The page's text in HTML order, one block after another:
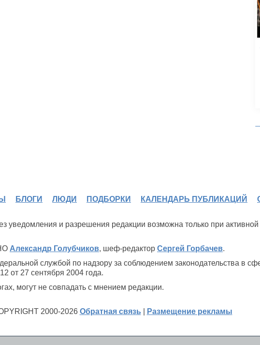
БЛОГИ ЛЮДИ ПОДБОРКИ КАЛЕНДАРЬ ПУБЛИКАЦИЙ
уведомления и разрешения редакции возможна только при активной
Александр Голубчиков, шеф-редактор Сергей Горбачев.
службой по надзору за соблюдением законодательства в
от 27 сентября 2004 года.
могут не совпадать с мнением редакции.
2000-2026 Обратная связь Размещение рекламы